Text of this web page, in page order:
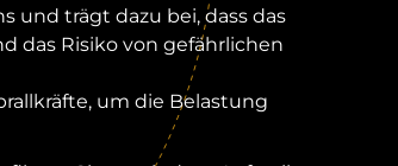
und trägt dazu bei, dass das
das Risiko von gefährlichen
um die Belastung